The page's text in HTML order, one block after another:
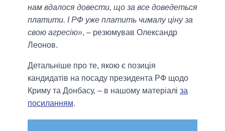
нам вдалося довести, що за все доведеться
платити. І РФ уже платить чималу ціну за
свою агресію», – резюмував Олександр
Леонов.
Детальніше про те, якою є позиція
кандидатів на посаду президента РФ щодо
Криму та Донбасу, – в нашому матеріалі за
посиланням.